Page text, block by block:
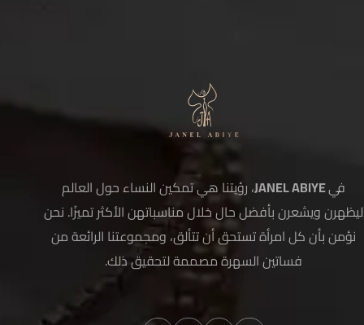
فيJANEL ABIYE
، رؤيتنا هي تمكين النساء حول العالم
ليظهرن ويشعرن بأفضل حال خلال مناسباتهن الأكثر تميزًا. نحن
نؤمن بأن كل امرأة تستحق أن تتألق، ومجموعتنا الرائعة من
فساتين السهرة مصممة لتحقيق ذلك.